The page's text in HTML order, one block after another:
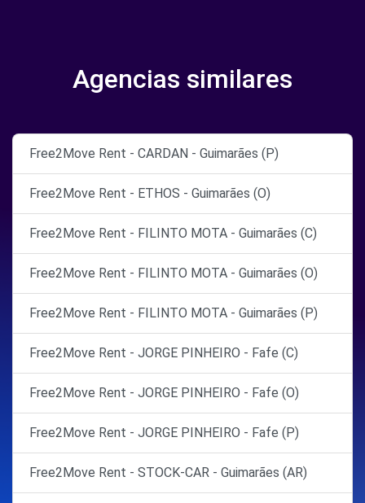
Agencias similares
Free2Move Rent - CARDAN - Guimarães (P)
Free2Move Rent - ETHOS - Guimarães (O)
Free2Move Rent - FILINTO MOTA - Guimarães (C)
Free2Move Rent - FILINTO MOTA - Guimarães (O)
Free2Move Rent - FILINTO MOTA - Guimarães (P)
Free2Move Rent - JORGE PINHEIRO - Fafe (C)
Free2Move Rent - JORGE PINHEIRO - Fafe (O)
Free2Move Rent - JORGE PINHEIRO - Fafe (P)
Free2Move Rent - STOCK-CAR - Guimarães (AR)